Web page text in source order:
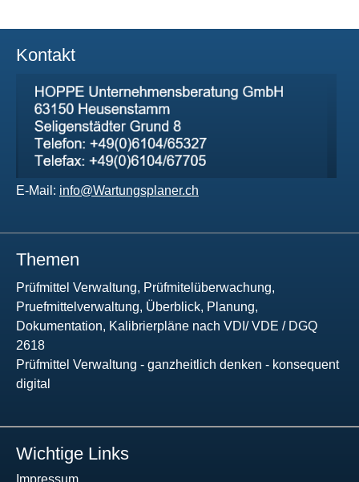
Kontakt
E-Mail: info@Wartungsplaner.ch
Themen
Prüfmittel Verwaltung, Prüfmitelüberwachung,
Pruefmittelverwaltung, Überblick, Planung,
Dokumentation, Kalibrierpläne nach VDI/ VDE / DGQ
2618
Prüfmittel Verwaltung - ganzheitlich denken - konsequent
digital
Wichtige Links
Impressum